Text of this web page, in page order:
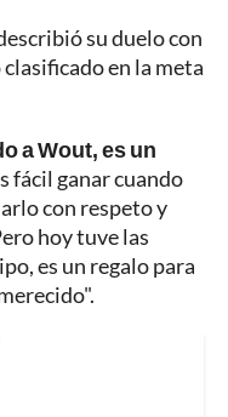
su duelo con
en la meta
a Wout, es un
fácil ganar cuando
con respeto y
hoy tuve las
es un regalo para